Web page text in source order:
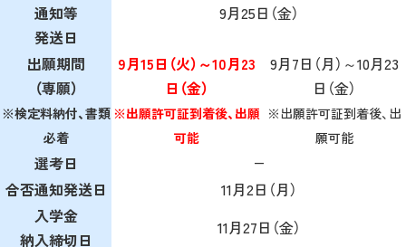
通知等
発送日
9月25日（金）
出願期間
（専願）
※検定料納付、書類
必着
9月15日（火）～10月23
日（金）
※出願許可証到着後、出願
可能
9月7日（月）～10月23
日（金）
※出願許可証到着後、出
願可能
選考日
―
合否通知発送日
11月2日（月）
入学金
納入締切日
11月27日（金）